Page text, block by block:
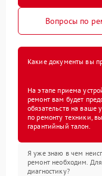
Вопросы по
Какие документы вы
На этапе приема
ремонт вам будет
обязательств на ваше
по ремонту техники,
гарантийный талон.
Я уже знаю в чем
ремонт необходим.
диагностику?